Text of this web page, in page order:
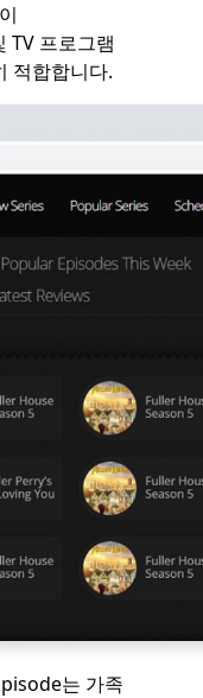
TV 프로그램
적합합니다.
는 가족